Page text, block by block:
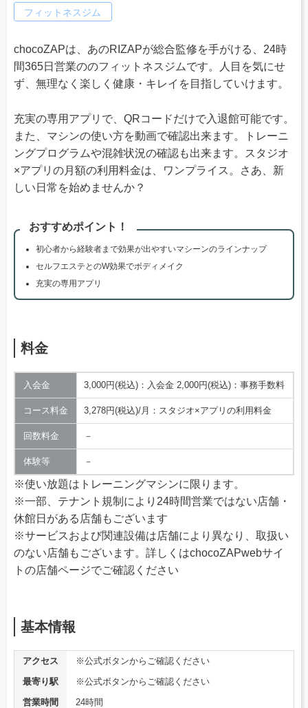
フィットネスジム
chocoZAPは、あのRIZAPが総合監修を手がける、24時
間365日営業ののフィットネスジムです。人目を気にせ
ず、無理なく楽しく健康・キレイを目指していけます。
充実の専用アプリで、QRコードだけで入退館可能です。
また、マシンの使い方を動画で確認出来ます。トレーニ
ングプログラムや混雑状況の確認も出来ます。スタジオ
×アプリの月額の利用料金は、ワンプライス。さあ、新
しい日常を始めませんか？
おすすめポイント！
初心者から経験者まで効果が出やすいマシーンのラインナップ
セルフエステとのW効果でボディメイク
充実の専用アプリ
料金
入会金 3,000円(税込)：入会金 2,000円(税込)：事務手数料
コース料金 3,278円(税込)/月：スタジオ×アプリの利用料金
回数料金 －
体験等 －
※使い放題はトレーニングマシンに限ります。
※一部、テナント規制により24時間営業ではない店舗・
休館日がある店舗もございます
※サービスおよび関連設備は店舗により異なり、取扱い
のない店舗もございます。詳しくはchocoZAPwebサイ
トの店舗ページでご確認ください
基本情報
アクセス
※公式ボタンからご確認ください
最寄り駅
※公式ボタンからご確認ください
営業時間
24時間